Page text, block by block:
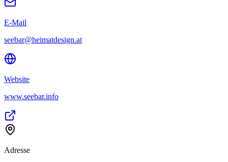
E-Mail
seebar@heimatdesign.at
Website
www.seebar.info
Adresse